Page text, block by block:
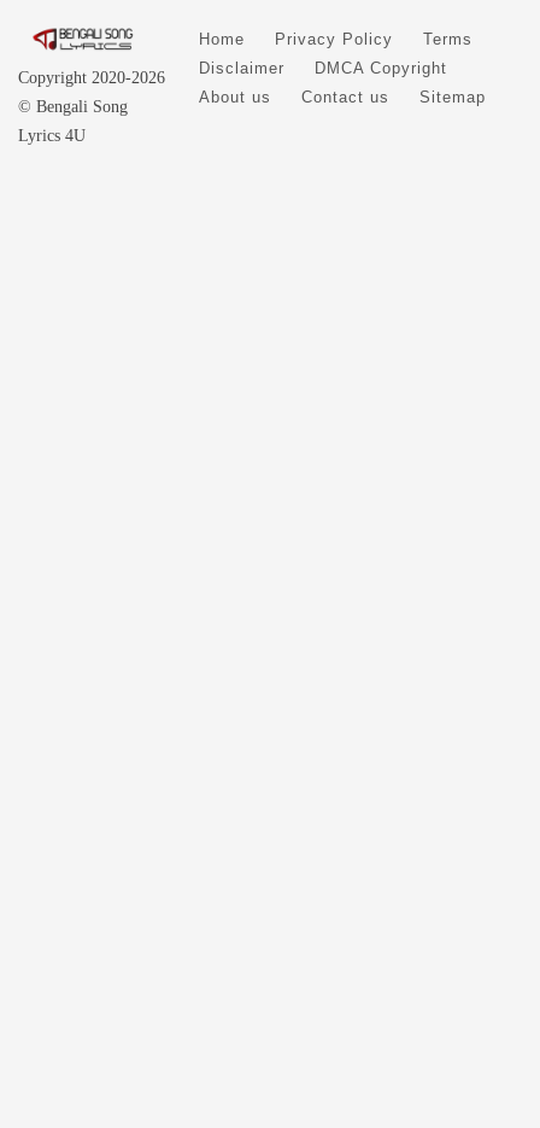
Copyright 2020-2026
© Bengali Song
Lyrics 4U
Home Privacy Policy
Terms
Disclaimer
DMCA Copyright
About us
Contact us Sitemap